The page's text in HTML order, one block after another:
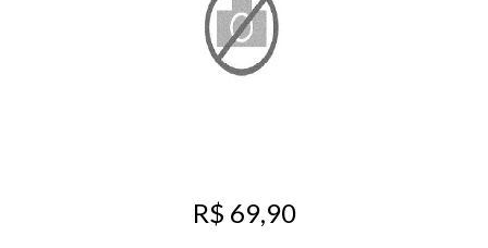
R$ 69,90